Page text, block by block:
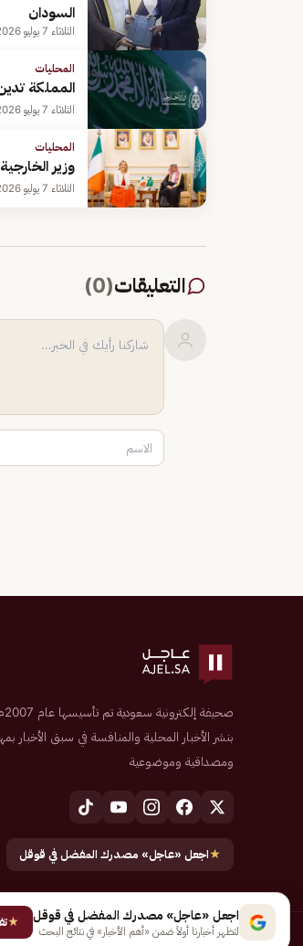
السودان
الثلاثاء 7 يوليو 2026
المحليات
المملكة
الثلاثاء 7 يوليو 2026
المحليات
وزير
الثلاثاء 7 يوليو 2026
التعليقات(
0
)
بنشر الأخبار المحلية والمنافسة في سبق الأخبار
ومصداقية وموضوعية
★اجعل «عاجل» مصدرك المفضل في قوقل
جميع الحقوق محفوظة لـ شركة إيجاز للنشر الإلكتروني
اجعل «عاجل» مصدرك المفضل في قوقل
لتظهر أخبارنا أولاً ضمن «أهم الأخبار» في نتائج البحث
★